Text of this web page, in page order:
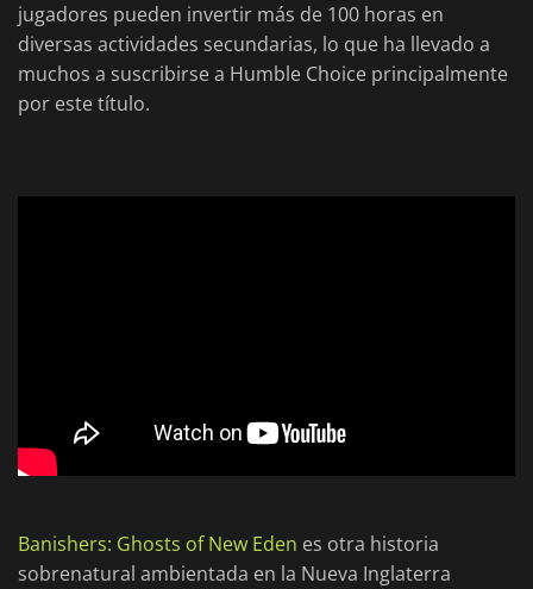
jugadores pueden invertir más de 100 horas en
diversas actividades secundarias, lo que ha llevado a
muchos a suscribirse a Humble Choice principalmente
por este título.
Banishers: Ghosts of New Eden es otra historia
sobrenatural ambientada en la Nueva Inglaterra